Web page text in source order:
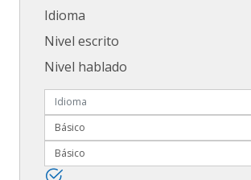
Idioma
Nivel escrito
Nivel hablado